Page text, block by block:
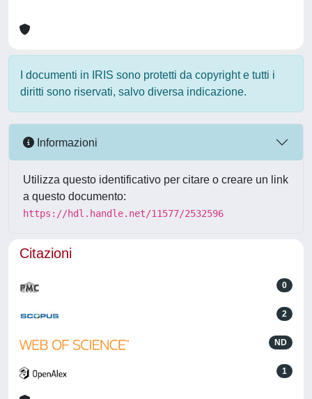
I documenti in IRIS sono protetti da copyright e tutti i
diritti sono riservati, salvo diversa indicazione.
Informazioni
Utilizza questo identificativo per citare o creare un link
a questo documento:
https://hdl.handle.net/11577/2532596
Citazioni
0
2
ND
1